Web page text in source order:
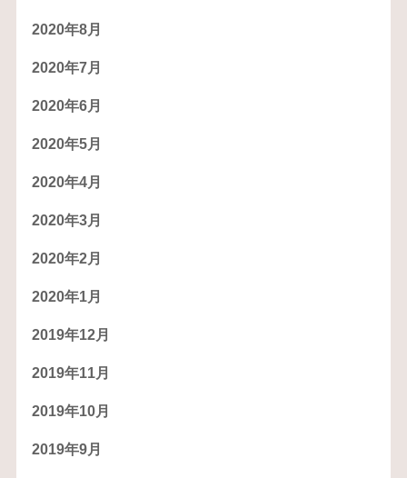
2020年8月
2020年7月
2020年6月
2020年5月
2020年4月
2020年3月
2020年2月
2020年1月
2019年12月
2019年11月
2019年10月
2019年9月